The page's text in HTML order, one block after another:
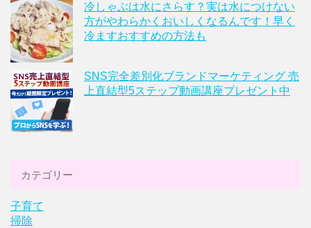
冷しゃぶは水にさらす？実は水につけない
方がやわらかくおいしくなるんです！早く
冷ますおすすめの方法も
SNS完全差別化ブランドマーケティング 売
上直結型5ステップ動画講座プレゼント中
カテゴリー
子育て
掃除